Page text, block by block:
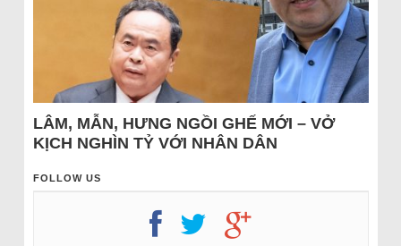
LÂM, MẪN, HƯNG NGỒI GHẾ MỚI – VỞ
KỊCH NGHÌN TỶ VỚI NHÂN DÂN
FOLLOW US